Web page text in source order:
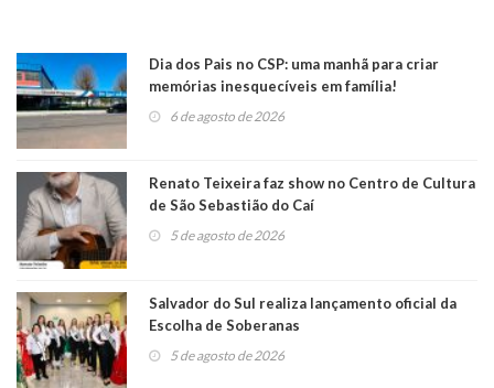
Dia dos Pais no CSP: uma manhã para criar
memórias inesquecíveis em família!
6 de agosto de 2026
Renato Teixeira faz show no Centro de Cultura
de São Sebastião do Caí
5 de agosto de 2026
Salvador do Sul realiza lançamento oficial da
Escolha de Soberanas
5 de agosto de 2026